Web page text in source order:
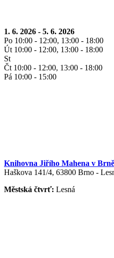
1. 6. 2026 - 5. 6. 2026
Po 10:00 - 12:00, 13:00 - 18:00
Út 10:00 - 12:00, 13:00 - 18:00
St
Čt 10:00 - 12:00, 13:00 - 18:00
Pá 10:00 - 15:00
Knihovna Jiřího Mahena v
Haškova 141/4, 63800 Brno -
Městská čtvrť: Lesná